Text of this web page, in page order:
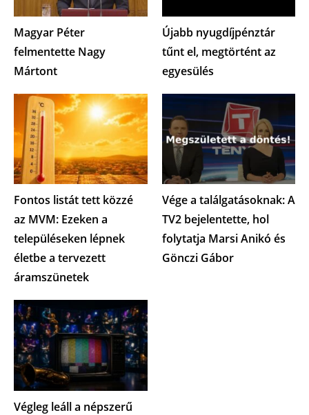
Magyar Péter
felmentette Nagy
Mártont
Újabb nyugdíjpénztár
tűnt el, megtörtént az
egyesülés
Fontos listát tett közzé
az MVM: Ezeken a
településeken lépnek
életbe a tervezett
áramszünetek
Vége a találgatásoknak: A
TV2 bejelentette, hol
folytatja Marsi Anikó és
Gönczi Gábor
Végleg leáll a népszerű